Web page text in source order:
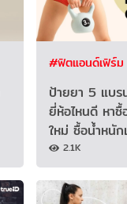
#ฟิตแอนด์เฟิร์ม
ป้ายยา 5 แบ
ยี่ห้อไหนดี หา
ใหม่ ซื้อน้ำหนัก
2.1K